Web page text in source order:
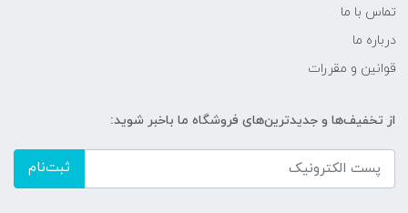
تماس با ما
درباره ما
قوانین و مقررات
از تخفیف‌ها و جدیدترین‌های فروشگاه ما باخبر شوید:
ثبت‌نام